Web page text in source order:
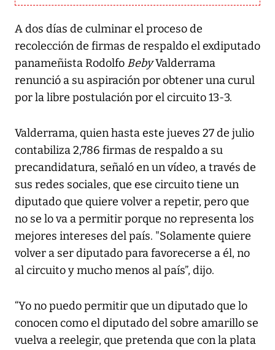
A dos días de culminar el proceso de
recolección de firmas de respaldo el exdiputado
panameñista Rodolfo BebyValderrama
renunció a su aspiración por obtener una curul
por la libre postulación por el circuito 13-3.
Valderrama, quien hasta este jueves 27 de julio
contabiliza 2,786 firmas de respaldo a su
precandidatura, señaló en un vídeo, a través de
sus redes sociales, que ese circuito tiene un
diputado que quiere volver a repetir, pero que
no se lo va a permitir porque no representa los
mejores intereses del país. "Solamente quiere
volver a ser diputado para favorecerse a él, no
al circuito y mucho menos al país”, dijo.
“Yo no puedo permitir que un diputado que lo
conocen como el diputado del sobre amarillo se
vuelva a reelegir, que pretenda que con la plata